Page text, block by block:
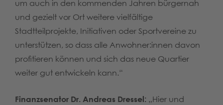
um auch in den kommenden Jahren bürgernah
und gezielt vor Ort weitere vielfältige
Stadtteilprojekte, Initiativen oder Sportvereine zu
unterstützen, so dass alle Anwohner:innen davon
profitieren können und sich das neue Quartier
weiter gut entwickeln kann.“
Finanzsenator Dr. Andreas Dressel: „Hier und